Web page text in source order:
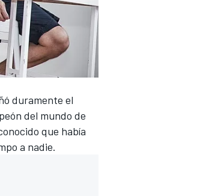
duramente el
del mundo de
que había
a nadie.